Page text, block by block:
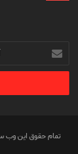
آدرس
ایمیل
خود
وارد
تمام حقوق این وب